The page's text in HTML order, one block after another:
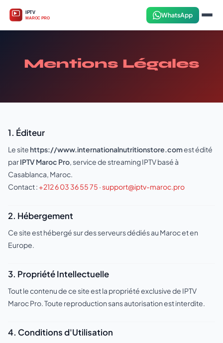
WhatsApp
Mentions Légales
1. Éditeur
Le site https://www.internationalnutritionstore.comest édité
parIPTV Maroc Pro, service de streaming IPTV basé à
Casablanca, Maroc.
Contact :+212 6 03 36 55 75 ·support@iptv-maroc.pro
2. Hébergement
Ce site est hébergé sur des serveurs dédiés au Maroc et en
Europe.
3. Propriété Intellectuelle
Tout le contenu de ce site est la propriété exclusive de IPTV
Maroc Pro. Toute reproduction sans autorisation est interdite.
4. Conditions d'Utilisation